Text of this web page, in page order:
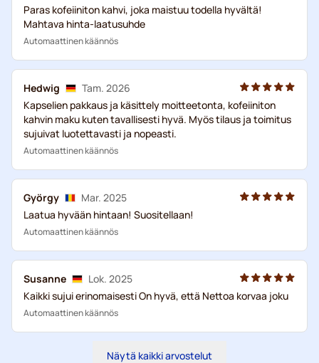
Paras kofeiiniton kahvi, joka maistuu todella hyvältä!
Mahtava hinta-laatusuhde
Automaattinen käännös
Hedwig
Tam. 2026
Kapselien pakkaus ja käsittely moitteetonta, kofeiiniton
kahvin maku kuten tavallisesti hyvä. Myös tilaus ja toimitus
sujuivat luotettavasti ja nopeasti.
Automaattinen käännös
György
Mar. 2025
Laatua hyvään hintaan! Suositellaan!
Automaattinen käännös
Susanne
Lok. 2025
Kaikki sujui erinomaisesti On hyvä, että Nettoa korvaa joku
Automaattinen käännös
Näytä kaikki arvostelut